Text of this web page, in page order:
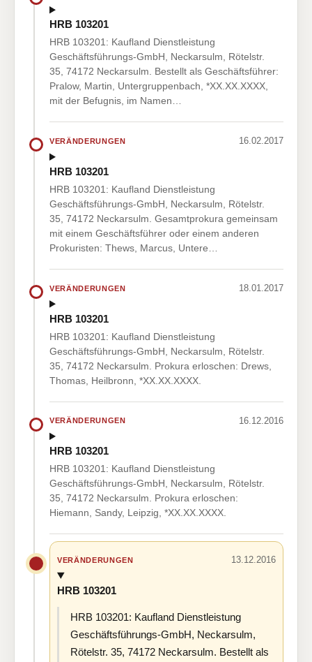
HRB 103201
HRB 103201: Kaufland Dienstleistung
Geschäftsführungs-GmbH, Neckarsulm, Rötelstr.
35, 74172 Neckarsulm. Bestellt als Geschäftsführer:
Pralow, Martin, Untergruppenbach, *XX.XX.XXXX,
mit der Befugnis, im Namen…
VERÄNDERUNGEN 16.02.2017
HRB 103201
HRB 103201: Kaufland Dienstleistung
Geschäftsführungs-GmbH, Neckarsulm, Rötelstr.
35, 74172 Neckarsulm. Gesamtprokura gemeinsam
mit einem Geschäftsführer oder einem anderen
Prokuristen: Thews, Marcus, Untere…
VERÄNDERUNGEN 18.01.2017
HRB 103201
HRB 103201: Kaufland Dienstleistung
Geschäftsführungs-GmbH, Neckarsulm, Rötelstr.
35, 74172 Neckarsulm. Prokura erloschen: Drews,
Thomas, Heilbronn, *XX.XX.XXXX.
VERÄNDERUNGEN 16.12.2016
HRB 103201
HRB 103201: Kaufland Dienstleistung
Geschäftsführungs-GmbH, Neckarsulm, Rötelstr.
35, 74172 Neckarsulm. Prokura erloschen:
Hiemann, Sandy, Leipzig, *XX.XX.XXXX.
VERÄNDERUNGEN 13.12.2016
HRB 103201
HRB 103201: Kaufland Dienstleistung
Geschäftsführungs-GmbH, Neckarsulm,
Rötelstr. 35, 74172 Neckarsulm. Bestellt als